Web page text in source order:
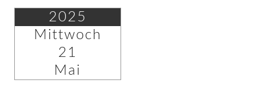
2025
Mittwoch
21
Mai